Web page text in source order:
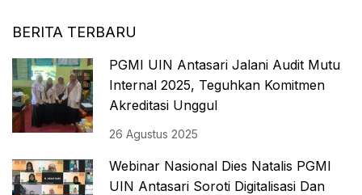
BERITA TERBARU
PGMI UIN Antasari Jalani Audit Mutu
Internal 2025, Teguhkan Komitmen
Akreditasi Unggul
26 Agustus 2025
Webinar Nasional Dies Natalis PGMI
UIN Antasari Soroti Digitalisasi Dan